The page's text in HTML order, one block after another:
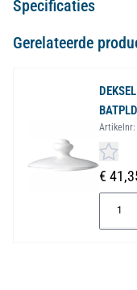
Specificaties
Gerelateerde
Artikelnr:
€